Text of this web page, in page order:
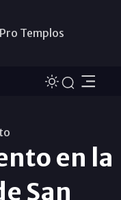
Templos
en la
San